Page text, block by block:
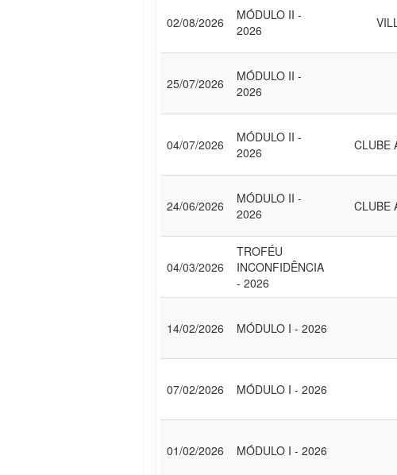
02/08/2026
MÓDULO II -
2026
25/07/2026
MÓDULO II -
2026
04/07/2026
MÓDULO II -
2026
CLUBE
24/06/2026
MÓDULO II -
2026
CLUBE
04/03/2026
TROFÉU
INCONFIDÊNCIA
- 2026
14/02/2026 MÓDULO I - 2026
07/02/2026 MÓDULO I - 2026
01/02/2026 MÓDULO I - 2026